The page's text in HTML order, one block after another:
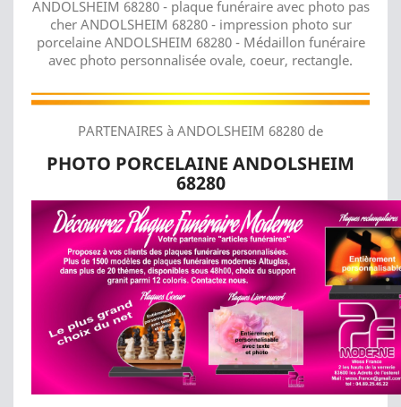
ANDOLSHEIM 68280 - plaque funéraire avec photo pas
cher ANDOLSHEIM 68280 - impression photo sur
porcelaine ANDOLSHEIM 68280 - Médaillon funéraire
avec photo personnalisée ovale, coeur, rectangle.
PARTENAIRES à ANDOLSHEIM 68280 de
PHOTO PORCELAINE ANDOLSHEIM
68280